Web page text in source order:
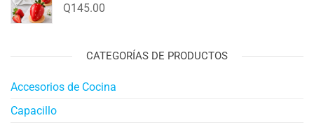
Q145.00
CATEGORÍAS DE PRODUCTOS
Accesorios de Cocina
Capacillo